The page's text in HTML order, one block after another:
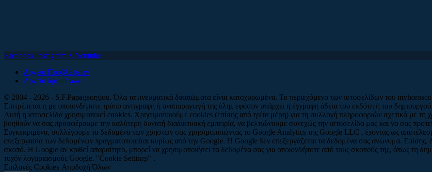
Facebook Instagram X Youtube
Αρχείο Προβλέψεων
Αρχείο δρωμένων
© 2004 - 2026 - S.F.Papageorgiou. Όλα τα πνευματικά δικαιώματα είναι κατοχυρωμένα. Το περιεχόμενο των ιστοσελίδων του
Επιτρέπεται η με οποιονδήποτε τρόπο αντιγραφή ή αναπαραγωγή της ύλης εφόσον υπάρχει η έγγραφη άδεια του εκδότη ή του δημιουργού.
Αυτή η ιστοσελίδα χρησιμοποιεί cookies. Χρησιμοποιούμε cookies (επίσης από τρίτα μέρη) για τη συλλογή πληροφοριών σχετικά με τη
βοηθούν να σας προσφέρουμε την καλύτερη δυνατή διαδικτυακή εμπειρία, να βελτιώνουμε συνεχώς την ιστοσελίδα μας και να σας
Συγκεκριμένα, συλλέγουμε τα δεδομένα των χρηστών σας χρησιμοποιώντας το Google Analytics της Google LLC , έχοντας ως
επεξεργασία των δεδομένων πραγματοποιείται κυρίως από την Google. Η Google δεν επεξεργάζεται τα δεδομένα σας ανώνυμα. Επίσης,
σκοπό. Η Google αν κριθεί απαραίτητο, μπορεί να χρησιμοποιήσει τα δεδομένα σας για οποιονδήποτε από τους σκοπούς της, όπως τη
τυχόν λογαριασμούς Google. "Cookie Settings" .
Επιλογές Cookies Αποδοχή Όλων